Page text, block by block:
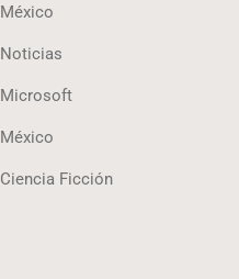
México
Noticias
Microsoft
México
Ciencia Ficción